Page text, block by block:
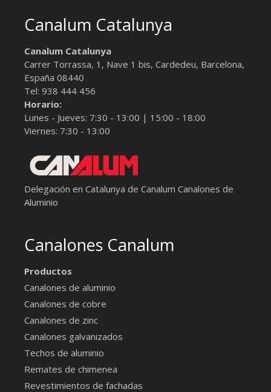
Canalum Catalunya
Canalum Catalunya
Carrer Torrassa, 1, Nave 1 bis, Cardedeu, Barcelona,
España 08440
Tel: 938 444 456
Horario:
Lunes - Jueves: 7:30 - 13:00 | 15:00 - 18:00
Viernes: 7:30 - 13:00
Delegación en Catalunya de Canalum Canalones de
Aluminio
Canalones Canalum
Productos
Canalones de aluminio
Canalones de cobre
Canalones de zinc
Canalones galvanizados
Techos de aluminio
Remates de chimenea
Revestimientos de fachadas